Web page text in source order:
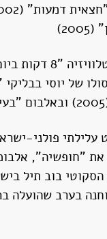
לסרט עלילתי
בוב תיל
בן-יוחנה בערב